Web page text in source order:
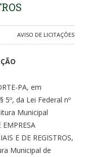
AVISO DE LICITAÇÕES
PA, em
da Lei Federal nº
Municipal
E DE REGISTROS,
Municipal de